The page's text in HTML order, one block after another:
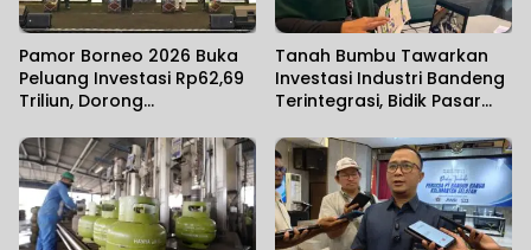
Pamor Borneo 2026 Buka
Peluang Investasi Rp62,69
Triliun, Dorong
Kalimantan
Tanah Bumbu Tawarkan
Investasi Industri Bandeng
Terintegrasi, Bidik Pasar